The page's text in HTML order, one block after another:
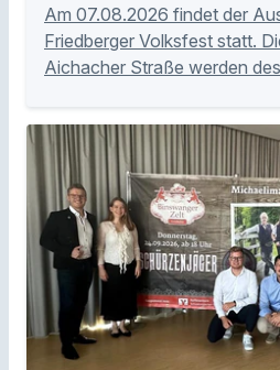
Am 07.08.2026 findet der
Friedberger Volksfest statt.
Aichacher Straße werden